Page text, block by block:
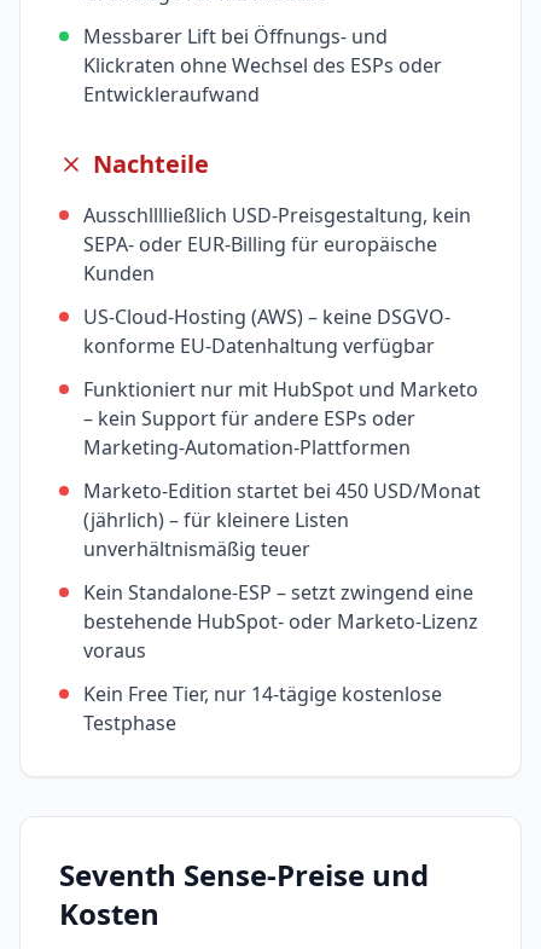
Messbarer Lift bei Öffnungs- und
Klickraten ohne Wechsel des ESPs oder
Entwickleraufwand
Nachteile
Ausschlllließlich USD-Preisgestaltung, kein
SEPA- oder EUR-Billing für europäische
Kunden
US-Cloud-Hosting (AWS) – keine DSGVO-
konforme EU-Datenhaltung verfügbar
Funktioniert nur mit HubSpot und Marketo
– kein Support für andere ESPs oder
Marketing-Automation-Plattformen
Marketo-Edition startet bei 450 USD/Monat
(jährlich) – für kleinere Listen
unverhältnismäßig teuer
Kein Standalone-ESP – setzt zwingend eine
bestehende HubSpot- oder Marketo-Lizenz
voraus
Kein Free Tier, nur 14-tägige kostenlose
Testphase
Seventh Sense-Preise und
Kosten